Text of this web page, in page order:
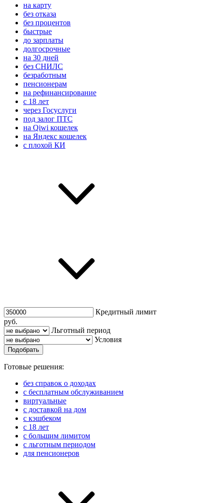
на карту
без отказа
без процентов
быстрые
до зарплаты
долгосрочные
на 30 дней
без СНИЛС
безработным
пенсионерам
на рефинансирование
с 18 лет
через Госуслуги
под залог ПТС
на Qiwi кошелек
на Яндекс кошелек
с плохой КИ
Кредитный лимит
руб.
Льготный период
Условия
Подобрать
Готовые решения:
без справок о доходах
с бесплатным обслуживанием
виртуальные
с доставкой на дом
с кэшбеком
с 18 лет
с большим лимитом
с льготным периодом
для пенсионеров